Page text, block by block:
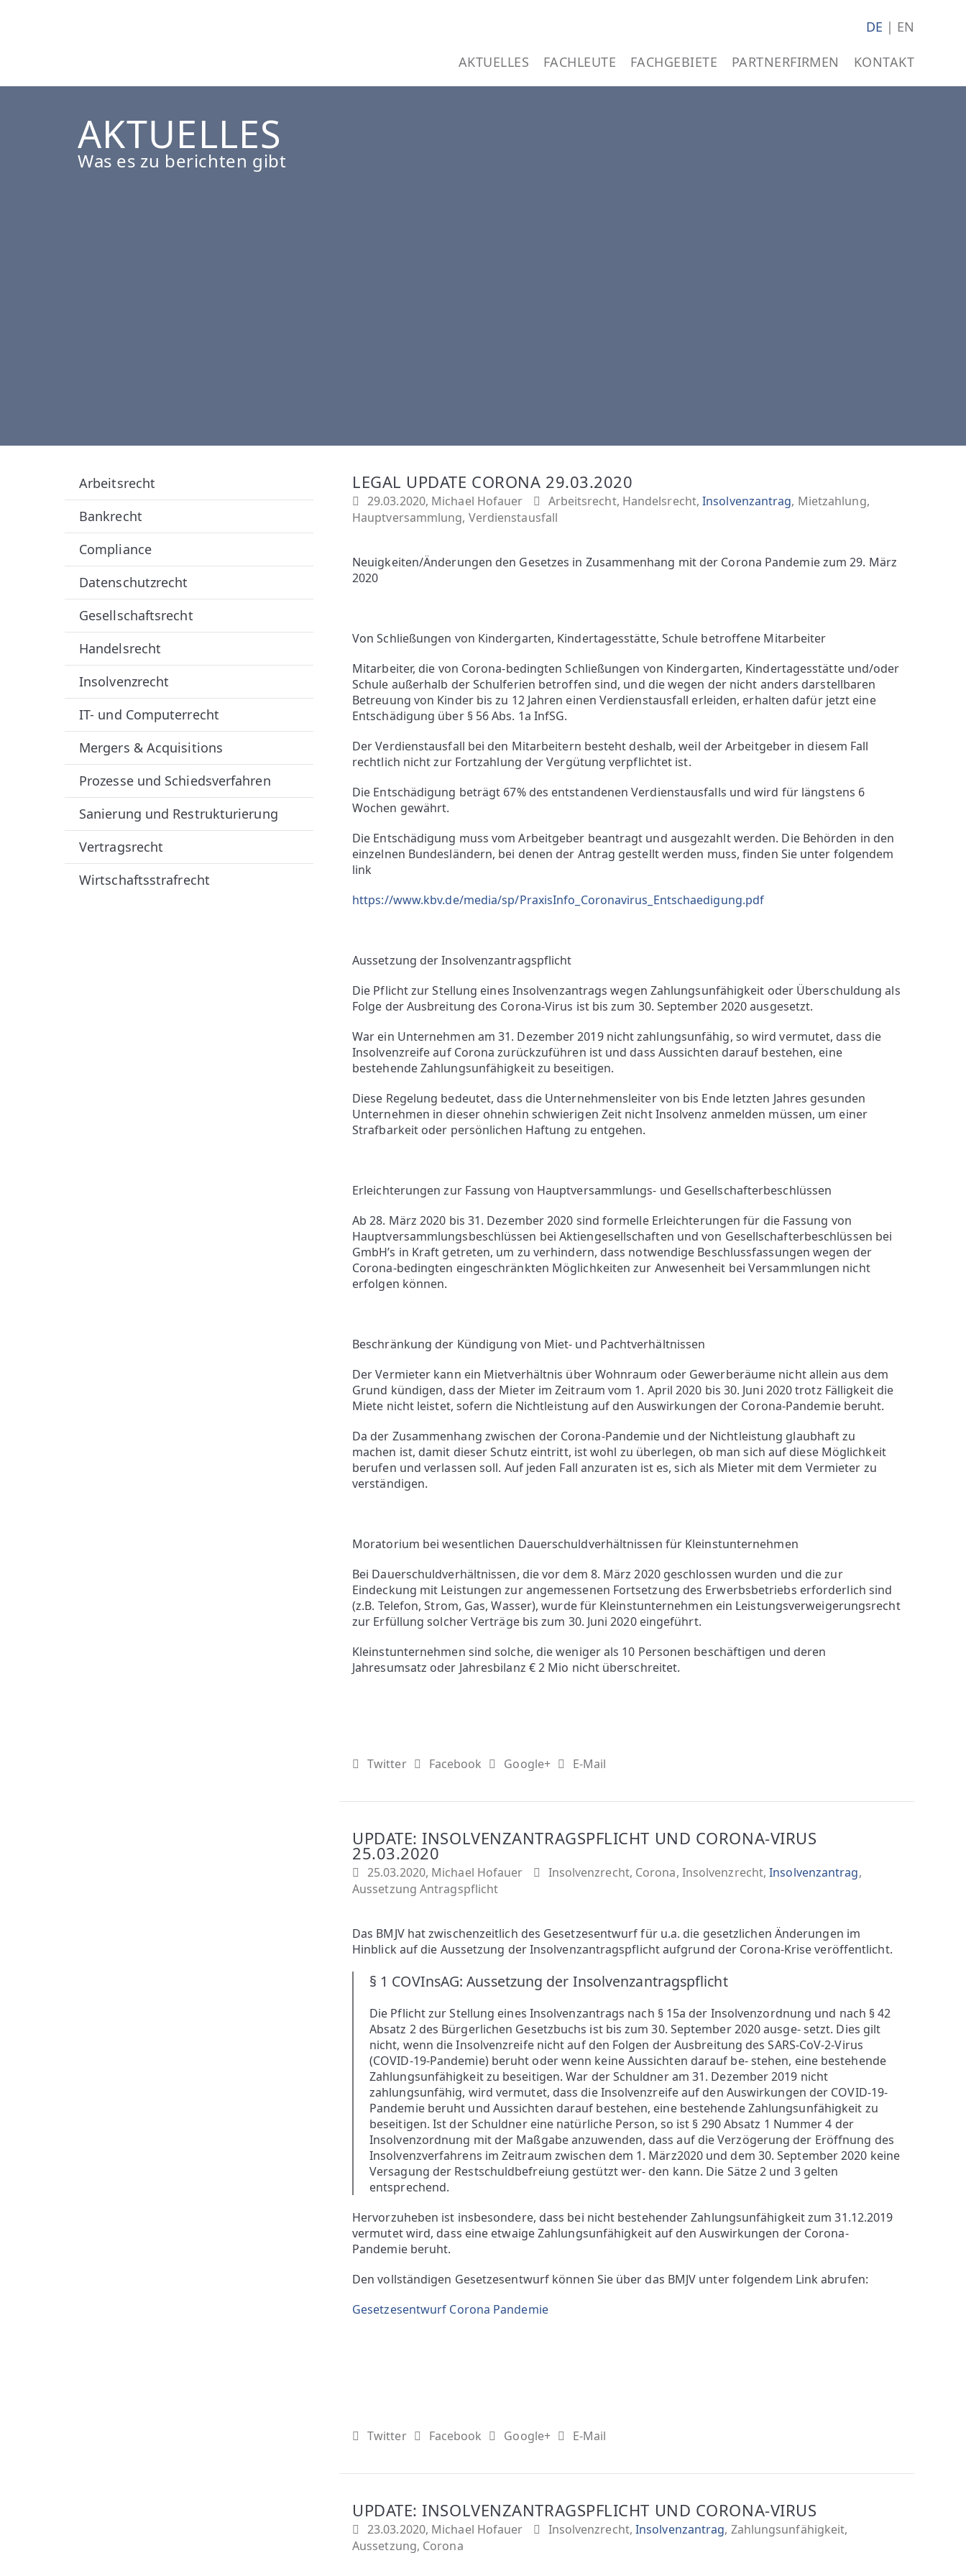
J
E
DE EN
AKTUELLES FACHLEUTE FACHGEBIETE PARTNERFIRMEN KONTAKT
AKTUELLES
Was es zu berichten gibt
Arbeitsrecht
Bankrecht
Compliance
Datenschutzrecht
Gesellschaftsrecht
Handelsrecht
Insolvenzrecht
IT- und Computerrecht
Mergers & Acquisitions
Prozesse und Schiedsverfahren
Sanierung und Restrukturierung
Vertragsrecht
Wirtschaftsstrafrecht
LEGAL UPDATE CORONA 29.03.2020
29.03.2020, Michael Hofauer Arbeitsrecht, Handelsrecht,Insolvenzantrag, Mietzahlung,
Hauptversammlung, Verdienstausfall
Neuigkeiten/Änderungen den Gesetzes in Zusammenhang mit der Corona Pandemie zum 29. März
2020
Von Schließungen von Kindergarten, Kindertagesstätte, Schule betroffene Mitarbeiter
Mitarbeiter, die von Corona-bedingten Schließungen von Kindergarten, Kindertagesstätte und/oder
Schule außerhalb der Schulferien betroffen sind, und die wegen der nicht anders darstellbaren
Betreuung von Kinder bis zu 12 Jahren einen Verdienstausfall erleiden, erhalten dafür jetzt eine
Entschädigung über § 56 Abs. 1a InfSG.
Der Verdienstausfall bei den Mitarbeitern besteht deshalb, weil der Arbeitgeber in diesem Fall
rechtlich nicht zur Fortzahlung der Vergütung verpflichtet ist.
Die Entschädigung beträgt 67% des entstandenen Verdienstausfalls und wird für längstens 6
Wochen gewährt.
Die Entschädigung muss vom Arbeitgeber beantragt und ausgezahlt werden. Die Behörden in den
einzelnen Bundesländern, bei denen der Antrag gestellt werden muss, finden Sie unter folgendem
link
https://www.kbv.de/media/sp/PraxisInfo_Coronavirus_Entschaedigung.pdf
Aussetzung der Insolvenzantragspflicht
Die Pflicht zur Stellung eines Insolvenzantrags wegen Zahlungsunfähigkeit oder Überschuldung als
Folge der Ausbreitung des Corona-Virus ist bis zum 30. September 2020 ausgesetzt.
War ein Unternehmen am 31. Dezember 2019 nicht zahlungsunfähig, so wird vermutet, dass die
Insolvenzreife auf Corona zurückzuführen ist und dass Aussichten darauf bestehen, eine
bestehende Zahlungsunfähigkeit zu beseitigen.
Diese Regelung bedeutet, dass die Unternehmensleiter von bis Ende letzten Jahres gesunden
Unternehmen in dieser ohnehin schwierigen Zeit nicht Insolvenz anmelden müssen, um einer
Strafbarkeit oder persönlichen Haftung zu entgehen.
Erleichterungen zur Fassung von Hauptversammlungs- und Gesellschafterbeschlüssen
Ab 28. März 2020 bis 31. Dezember 2020 sind formelle Erleichterungen für die Fassung von
Hauptversammlungsbeschlüssen bei Aktiengesellschaften und von Gesellschafterbeschlüssen bei
GmbH’s in Kraft getreten, um zu verhindern, dass notwendige Beschlussfassungen wegen der
Corona-bedingten eingeschränkten Möglichkeiten zur Anwesenheit bei Versammlungen nicht
erfolgen können.
Beschränkung der Kündigung von Miet- und Pachtverhältnissen
Der Vermieter kann ein Mietverhältnis über Wohnraum oder Gewerberäume nicht allein aus dem
Grund kündigen, dass der Mieter im Zeitraum vom 1. April 2020 bis 30. Juni 2020 trotz Fälligkeit die
Miete nicht leistet, sofern die Nichtleistung auf den Auswirkungen der Corona-Pandemie beruht.
Da der Zusammenhang zwischen der Corona-Pandemie und der Nichtleistung glaubhaft zu
machen ist, damit dieser Schutz eintritt, ist wohl zu überlegen, ob man sich auf diese Möglichkeit
berufen und verlassen soll. Auf jeden Fall anzuraten ist es, sich als Mieter mit dem Vermieter zu
verständigen.
Moratorium bei wesentlichen Dauerschuldverhältnissen für Kleinstunternehmen
Bei Dauerschuldverhältnissen, die vor dem 8. März 2020 geschlossen wurden und die zur
Eindeckung mit Leistungen zur angemessenen Fortsetzung des Erwerbsbetriebs erforderlich sind
(z.B. Telefon, Strom, Gas, Wasser), wurde für Kleinstunternehmen ein Leistungsverweigerungsrecht
zur Erfüllung solcher Verträge bis zum 30. Juni 2020 eingeführt.
Kleinstunternehmen sind solche, die weniger als 10 Personen beschäftigen und deren
Jahresumsatz oder Jahresbilanz € 2 Mio nicht überschreitet.
Twitter Facebook Google+ E-Mail
UPDATE: INSOLVENZANTRAGSPFLICHT UND CORONA-VIRUS
25.03.2020
25.03.2020, Michael Hofauer Insolvenzrecht, Corona, Insolvenzrecht,Insolvenzantrag,
Aussetzung Antragspflicht
Das BMJV hat zwischenzeitlich des Gesetzesentwurf für u.a. die gesetzlichen Änderungen im
Hinblick auf die Aussetzung der Insolvenzantragspflicht aufgrund der Corona-Krise veröffentlicht.
§ 1 COVInsAG: Aussetzung der Insolvenzantragspflicht
Die Pflicht zur Stellung eines Insolvenzantrags nach § 15a der Insolvenzordnung und nach § 42
Absatz 2 des Bürgerlichen Gesetzbuchs ist bis zum 30. September 2020 ausge- setzt. Dies gilt
nicht, wenn die Insolvenzreife nicht auf den Folgen der Ausbreitung des SARS-CoV-2-Virus
(COVID-19-Pandemie) beruht oder wenn keine Aussichten darauf be- stehen, eine bestehende
Zahlungsunfähigkeit zu beseitigen. War der Schuldner am 31. Dezember 2019 nicht
zahlungsunfähig, wird vermutet, dass die Insolvenzreife auf den Auswirkungen der COVID-19-
Pandemie beruht und Aussichten darauf bestehen, eine bestehende Zahlungsunfähigkeit zu
beseitigen. Ist der Schuldner eine natürliche Person, so ist § 290 Absatz 1 Nummer 4 der
Insolvenzordnung mit der Maßgabe anzuwenden, dass auf die Verzögerung der Eröffnung des
Insolvenzverfahrens im Zeitraum zwischen dem 1. März2020 und dem 30. September 2020 keine
Versagung der Restschuldbefreiung gestützt wer- den kann. Die Sätze 2 und 3 gelten
entsprechend.
Hervorzuheben ist insbesondere, dass bei nicht bestehender Zahlungsunfähigkeit zum 31.12.2019
vermutet wird, dass eine etwaige Zahlungsunfähigkeit auf den Auswirkungen der Corona-
Pandemie beruht.
Den vollständigen Gesetzesentwurf können Sie über das BMJV unter folgendem Link abrufen:
Gesetzesentwurf Corona Pandemie
Twitter Facebook Google+ E-Mail
UPDATE: INSOLVENZANTRAGSPFLICHT UND CORONA-VIRUS
23.03.2020, Michael Hofauer Insolvenzrecht, Insolvenzantrag, Zahlungsunfähigkeit,
Aussetzung, Corona